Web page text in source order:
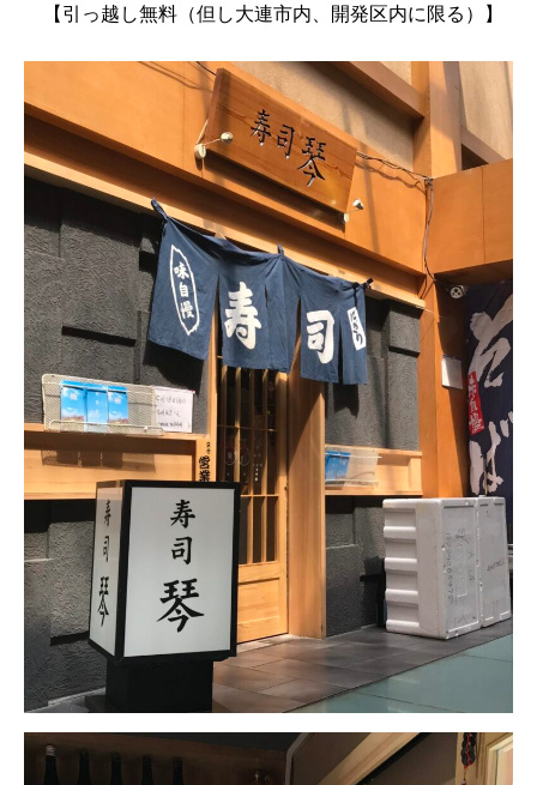
【引っ越し無料（但し大連市内、開発区内に限る）】